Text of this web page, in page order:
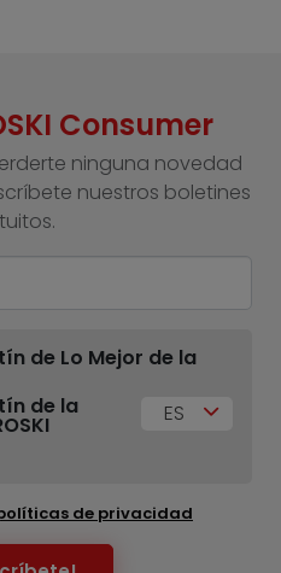
Consumer
ninguna novedad
nuestros boletines
de Lo Mejor de la
de la
ES
de privacidad